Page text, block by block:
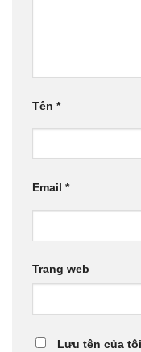
Tên *
Email *
Trang web
Lưu tên của